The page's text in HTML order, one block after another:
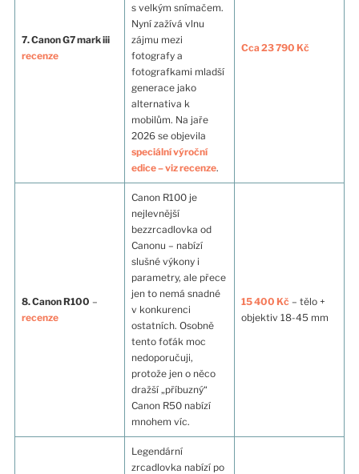
7. Canon G7 mark iii
recenze
s velkým snímačem.
Nyní zažívá vlnu
zájmu mezi
fotografy a
fotografkami mladší
generace jako
alternativa k
mobilům. Na jaře
2026 se objevila
speciální výroční
edice – viz recenze.
Cca 23 790 Kč
8. Canon R100 –
recenze
Canon R100 je
nejlevnější
bezzrcadlovka od
Canonu – nabízí
slušné výkony i
parametry, ale přece
jen to nemá snadné
v konkurenci
ostatních. Osobně
tento foťák moc
nedoporučuji,
protože jen o něco
dražší „příbuzný“
Canon R50 nabízí
mnohem víc.
15 400 Kč– tělo +
objektiv 18-45 mm
Legendární
zrcadlovka nabízí po